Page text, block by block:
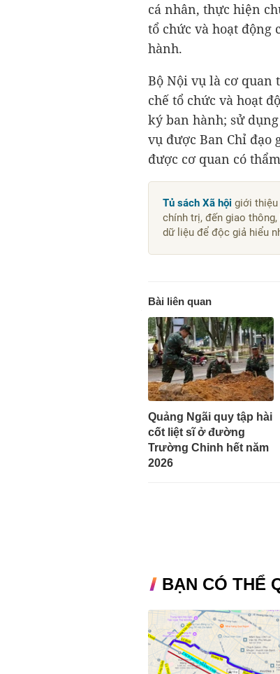
cá nhân, thực hiện
tổ chức và hoạt động
hành.
Bộ Nội vụ là cơ quan
chế tổ chức và hoạt
ký ban hành; sử
vụ được Ban Chỉ đạo
được cơ quan có
Tủ sách Xã hội giới thiệu
chính trị, đến giao
dữ liệu để độc giả hiểu
Bài liên quan
Quảng Ngãi quy tập hài
cốt liệt sĩ ở đường
Trường Chinh hết năm
2026
BẠN CÓ THỂ